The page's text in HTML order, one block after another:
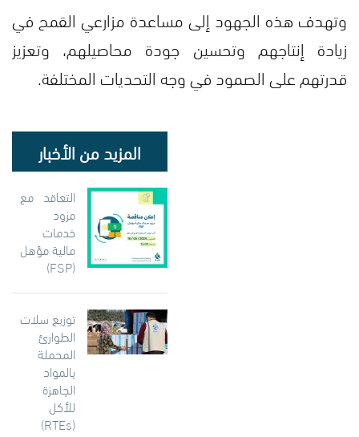
وتهدف هذه الجهود إلى مساعدة مزارعي القمح في
زيادة إنتاجهم وتحسين جودة محاصيلهم، وتعزيز
قدرتهم على الصمود في وجه التحديات المختلفة.
المزيد من الأخبار
التعاقد مع
مزود
خدمات
مالية مؤهل
(FSP)
توزيع سلات
الطوارئ
المحملة
بالمواد
الجاهزة
للأكل
(RTEs)